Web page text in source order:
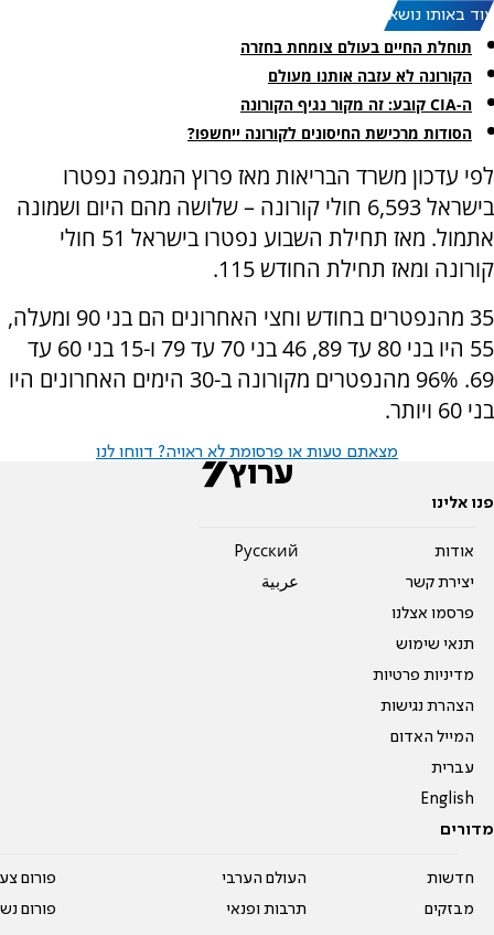
עוד באותו נושא:
תוחלת החיים בעולם צומחת בחזרה
הקורונה לא עזבה אותנו מעולם
ה-CIA קובע: זה מקור נגיף הקורונה
הסודות מרכישת החיסונים לקורונה ייחשפו?
לפי עדכון משרד הבריאות מאז פרוץ המגפה נפטרו
בישראל 6,593 חולי קורונה – שלושה מהם היום ושמונה
אתמול. מאז תחילת השבוע נפטרו בישראל 51 חולי
קורונה ומאז תחילת החודש 115.
35 מהנפטרים בחודש וחצי האחרונים הם בני 90 ומעלה,
55 היו בני 80 עד 89, 46 בני 70 עד 79 ו-15 בני 60 עד
69. 96% מהנפטרים מקורונה ב-30 הימים האחרונים היו
בני 60 ויותר.
מצאתם טעות או פרסומת לא ראויה? דווחו לנו
פנו אלינו
אודות
יצירת קשר
פרסמו אצלנו
תנאי שימוש
מדיניות פרטיות
הצהרת נגישות
המייל האדום
עברית
English
Pусский
عربية
מדורים
חדשות
מבזקים
העולם הערבי
תרבות ופנאי
פורום
פורום